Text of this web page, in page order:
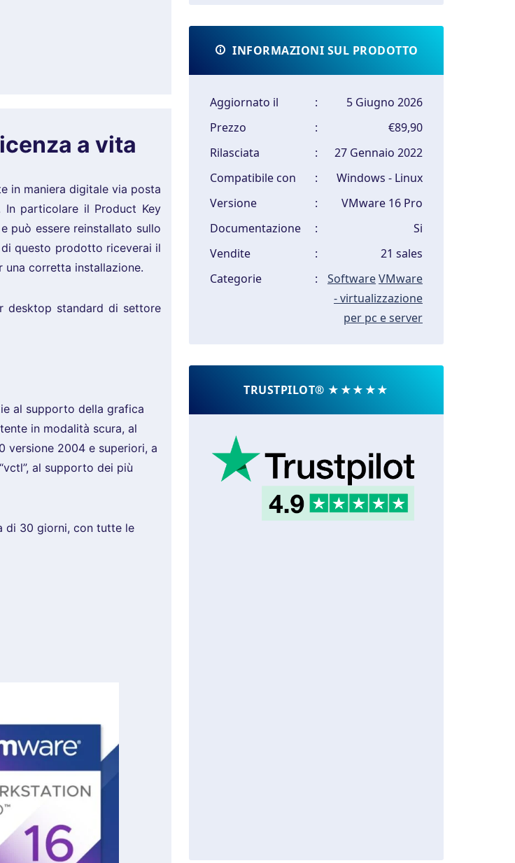
a vita
in maniera digitale via posta
In particolare il Product Key
può essere reinstallato sullo
questo prodotto riceverai il
una corretta installazione.
desktop standard di settore
al supporto della grafica
in modalità scura, al
versione 2004 e superiori, a
al supporto dei più
di 30 giorni, con tutte le
INFORMAZIONI SUL PRODOTTO
Aggiornato il :
5 Giugno 2026
Prezzo
:
€89,90
Rilasciata
:
27 Gennaio 2022
Compatibile con
:
Windows - Linux
Versione
:
VMware 16 Pro
Documentazione
:
Si
Vendite
:
21 sales
Categorie
: SoftwareVMware
- virtualizzazione
per pc e server
TRUSTPILOT® ★★★★★